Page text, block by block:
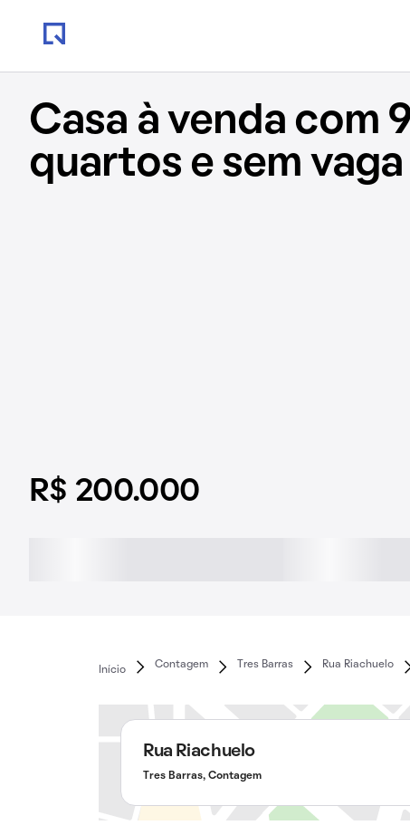
Casa à venda com
quartos e sem vaga
R$ 200.000
Início
Contagem Tres Barras Rua Riachuelo
Rua Riachuelo
Tres Barras, Contagem